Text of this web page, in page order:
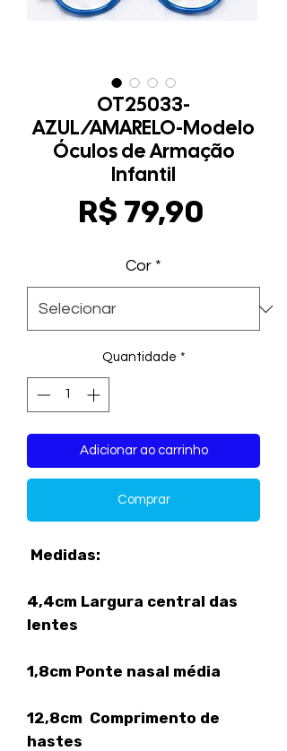
OT25033-
AZUL/AMARELO-Modelo
Óculos de Armação
Infantil
R$ 79,90
Cor *
Quantidade *
Adicionar ao carrinho
Comprar
Medidas:
4,4cm Largura central das
lentes
1,8cm Ponte nasal média
12,8cm Comprimento de
hastes